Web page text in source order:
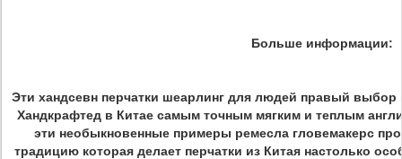
Больше информации:
Эти хандсевн перчатки шеарлинг для людей правый выбор
Хандкрафтед в Китае самым точным мягким и теплым
эти необыкновенные примеры ремесла гловемакерс
традицию которая делает перчатки из Китая настолько